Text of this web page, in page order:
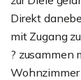
Direkt
mit Zugang
? zusammen
Wohnzimmer